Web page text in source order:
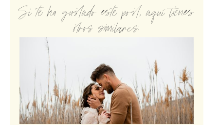
Si te ha gustado este post, aquí tienes
otros similares: